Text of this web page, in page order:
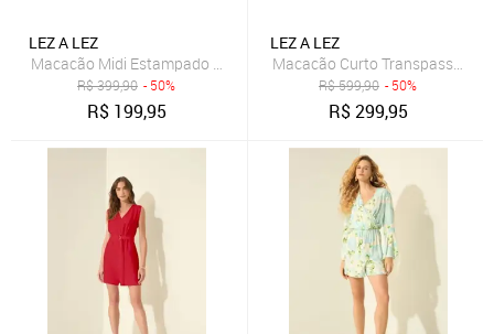
LEZ A LEZ
Macacão Midi Estampado Com Amarrações
R$399,90 - 50%
R$ 199,95
LEZ A LEZ
Macacão Curto Transpassado
R$599,90 - 50%
R$299,95